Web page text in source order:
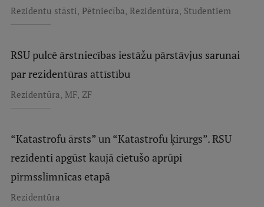
Rezidentu stāsti, Pētniecība, Rezidentūra, Studentiem
RSU pulcē ārstniecības iestāžu pārstāvjus sarunai
par rezidentūras attīstību
Rezidentūra, MF, ZF
“Katastrofu ārsts” un “Katastrofu ķirurgs”. RSU
rezidenti apgūst kaujā cietušo aprūpi
pirmsslimnīcas etapā
Rezidentūra